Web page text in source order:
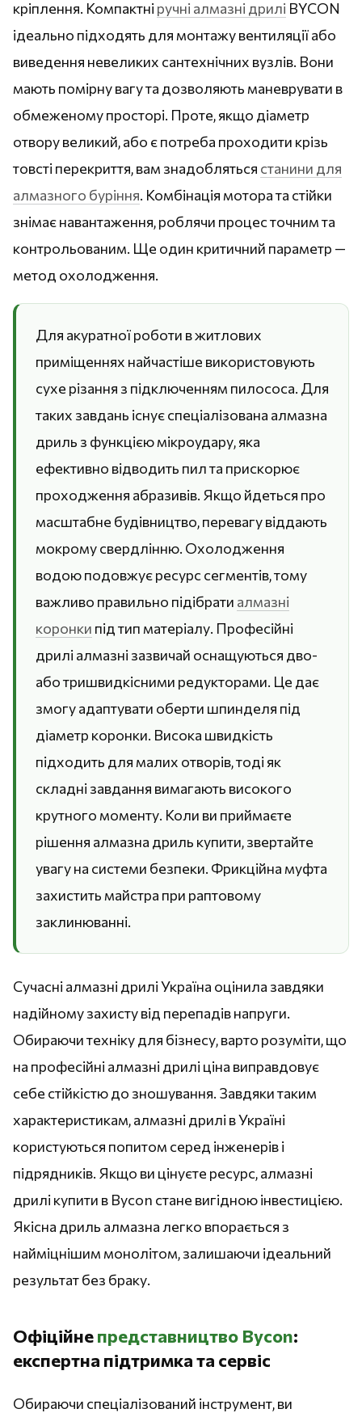
кріплення. Компактні ручні алмазні дрилі BYCON
ідеально підходять для монтажу вентиляції або
виведення невеликих сантехнічних вузлів. Вони
мають помірну вагу та дозволяють маневрувати в
обмеженому просторі. Проте, якщо діаметр
отвору великий, або є потреба проходити крізь
товсті перекриття, вам знадобляться станини для
алмазного буріння. Комбінація мотора та стійки
знімає навантаження, роблячи процес точним та
контрольованим. Ще один критичний параметр —
метод охолодження.
Для акуратної роботи в житлових
приміщеннях найчастіше використовують
сухе різання з підключенням пилососа. Для
таких завдань існує спеціалізована алмазна
дриль з функцією мікроудару, яка
ефективно відводить пил та прискорює
проходження абразивів. Якщо йдеться про
масштабне будівництво, перевагу віддають
мокрому свердлінню. Охолодження
водою подовжує ресурс сегментів, тому
важливо правильно підібрати алмазні
коронки під тип матеріалу. Професійні
дрилі алмазні зазвичай оснащуються дво-
або тришвидкісними редукторами. Це дає
змогу адаптувати оберти шпинделя під
діаметр коронки. Висока швидкість
підходить для малих отворів, тоді як
складні завдання вимагають високого
крутного моменту. Коли ви приймаєте
рішення алмазна дриль купити, звертайте
увагу на системи безпеки. Фрикційна муфта
захистить майстра при раптовому
заклинюванні.
Сучасні алмазні дрилі Україна оцінила завдяки
надійному захисту від перепадів напруги.
Обираючи техніку для бізнесу, варто розуміти, що
на професійні алмазні дрилі ціна виправдовує
себе стійкістю до зношування. Завдяки таким
характеристикам, алмазні дрилі в Україні
користуються попитом серед інженерів і
підрядників. Якщо ви цінуєте ресурс, алмазні
дрилі купити в Bycon стане вигідною інвестицією.
Якісна дриль алмазна легко впорається з
найміцнішим монолітом, залишаючи ідеальний
результат без браку.
Офіційнепредставництво Bycon:
експертна підтримка та сервіс
Обираючи спеціалізований інструмент, ви